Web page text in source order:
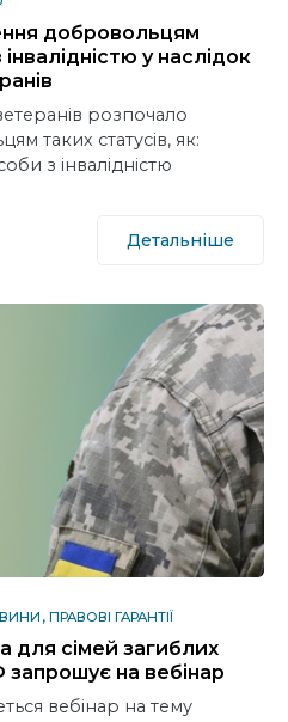
добровольцям
у наслідок
розпочало
таких статусів, як:
з інвалідністю
Детальніше
ПРАВОВІ ГАРАНТІЇ
для сімей загиблих
на вебінар
вебінар на тему